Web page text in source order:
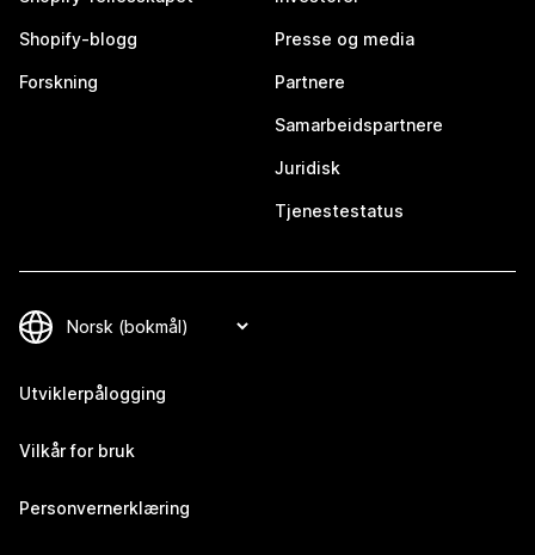
Shopify-blogg
Forskning
Presse og media
Partnere
Samarbeidspartnere
Juridisk
Tjenestestatus
Utviklerpålogging
Vilkår for bruk
Personvernerklæring